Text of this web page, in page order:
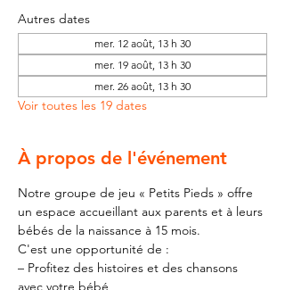
Autres dates
mer. 12 août, 13 h 30
mer. 19 août, 13 h 30
mer. 26 août, 13 h 30
Voir toutes les 19 dates
À propos de l'événement
Notre groupe de jeu « Petits Pieds » offre
un espace accueillant aux parents et à leurs
bébés de la naissance à 15 mois.
C'est une opportunité de :
– Profitez des histoires et des chansons
avec votre bébé